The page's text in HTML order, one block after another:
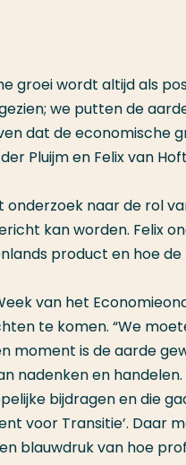
groei wordt altijd als
we putten de
dat de economische
Pluijm en Felix van
onderzoek naar de rol
kan worden. Felix
product en hoe
van het
te komen. “We
moment is de aarde
nadenken en
bijdragen en die
voor Transitie’. Daar
blauwdruk van hoe